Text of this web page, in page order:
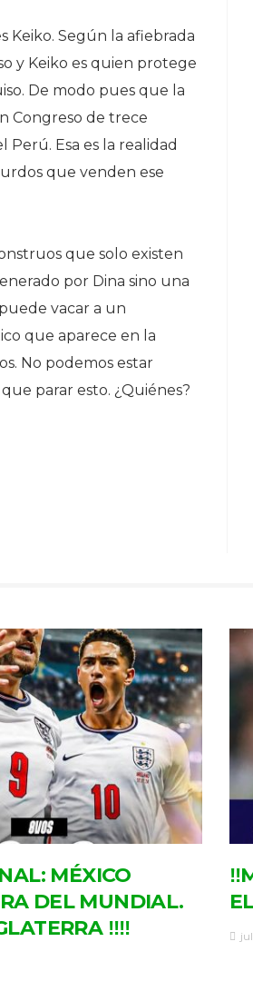
Keiko. Según la afiebrada
y Keiko es quien protege
De modo pues que la
Congreso de trece
Perú. Esa es la realidad
que venden ese
que solo existen
por Dina sino una
vacar a un
que aparece en la
No podemos estar
parar esto. ¿Quiénes?
MÉXICO
DEL MUNDIAL.
‼‼